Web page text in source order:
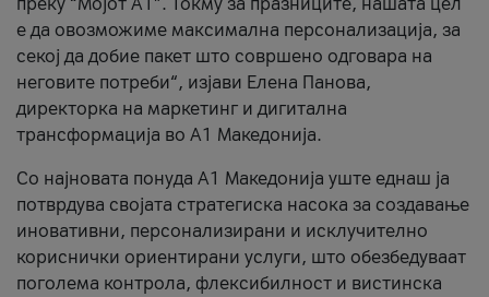
е да овозможиме максимална персонализација, за
секој да добие пакет што совршено одговара на
неговите потреби“, изјави Елена Панова,
директорка на маркетинг и дигитална
трансформација во А1 Македонија.
Со најновата понуда А1 Македонија уште еднаш ја
потврдува својата стратегиска насока за создавање
иновативни, персонализирани и исклучително
кориснички ориентирани услуги, што обезбедуваат
поголема контрола, флексибилност и вистинска